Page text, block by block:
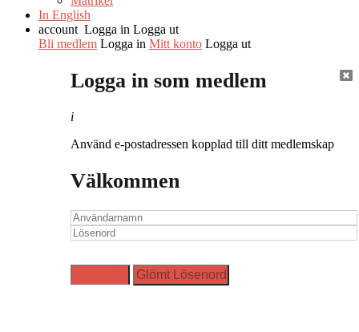
In English
account Logga in Logga ut
Bli medlem Logga in Mitt konto Logga ut
Logga in som medlem
i
Använd e-postadressen kopplad till ditt medlemskap
Välkommen